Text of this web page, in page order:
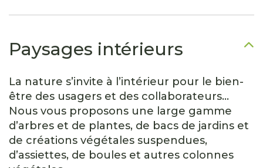
Paysages intérieurs
La nature s’invite à l’intérieur pour le bien-
être des usagers et des collaborateurs…
Nous vous proposons une large gamme
d’arbres et de plantes, de bacs de jardins et
de créations végétales suspendues,
d’assiettes, de boules et autres colonnes